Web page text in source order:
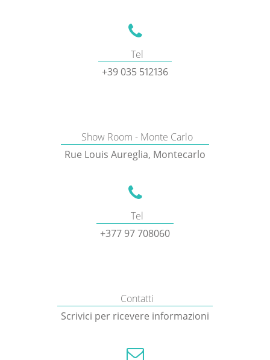
Tel
+39 035 512136
Show Room - Monte Carlo
Rue Louis Aureglia, Montecarlo
Tel
+377 97 708060
Contatti
Scrivici per ricevere informazioni